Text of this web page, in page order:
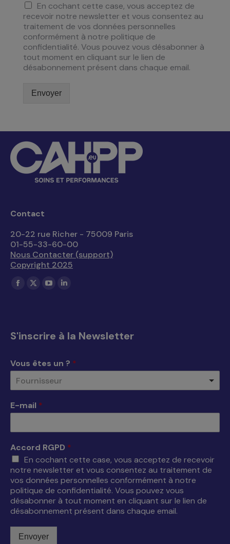
En cochant cette case, vous acceptez de
recevoir notre newsletter et vous consentez au
traitement de vos données personnelles
conformément à notre politique de
confidentialité. Vous pouvez vous désabonner à
tout moment en cliquant sur le lien de
désabonnement présent dans chaque email.
Envoyer
Contact
20-22 rue Richer - 75009 Paris
01-55-33-60-00
Nous Contacter (support)
Copyright 2025
Trouvez nous sur :
La
dans
nouvelle
fenêtre
La
dans
nouvelle
fenêtre
La
dans
nouvelle
fenêtre
La
dans
nouvelle
S'inscrire à la Newsletter
Vous êtes un ? *
Fournisseur
E-mail *
Accord RGPD *
En cochant cette case, vous acceptez de recevoir
notre newsletter et vous consentez au traitement de
vos données personnelles conformément à notre
politique de confidentialité. Vous pouvez vous
désabonner à tout moment en cliquant sur le lien de
désabonnement présent dans chaque email.
Envoyer